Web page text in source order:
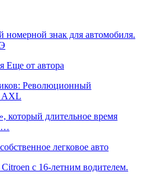
номерной знак для автомобиля.
Еще от автора
Революционный
AXL
который длительное время
легковое авто
с 16-летним водителем.